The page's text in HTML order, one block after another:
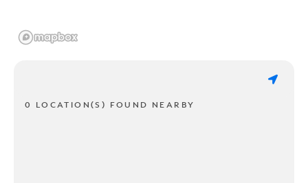
0 LOCATION(S) FOUND NEARBY